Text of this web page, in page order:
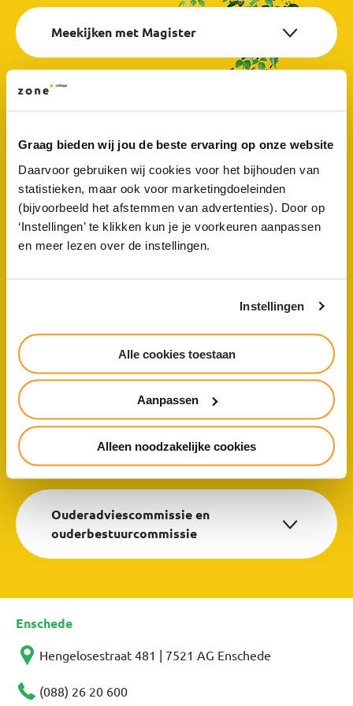
Graag bieden wij jou de beste ervaring op onze website
Daarvoor gebruiken wij cookies voor het bijhouden van
statistieken, maar ook voor marketingdoeleinden
(bijvoorbeeld het afstemmen van advertenties). Door op
‘Instellingen’ te klikken kun je je voorkeuren aanpassen
en meer lezen over de instellingen.
Instellingen
Alle cookies toestaan
Aanpassen
Alleen noodzakelijke cookies
Meekijken met Magister
Laptop
Vakanties vmbo en nationale
feestdagen
Bereikbaarheid
Voedingsbeleid
Ouderadviescommissie en
ouderbestuurcommissie
Enschede
Hengelosestraat 481 | 7521 AG Enschede
(088) 26 20 600